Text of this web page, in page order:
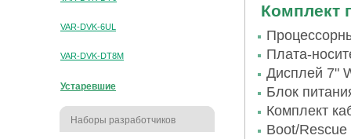
VAR-DVK-6UL
VAR-DVK-DT8M
Устаревшие
Наборы разработчиков
Комплект
Плата-
Дисплей 7"
Блок
Комплект
Boot/Rescue